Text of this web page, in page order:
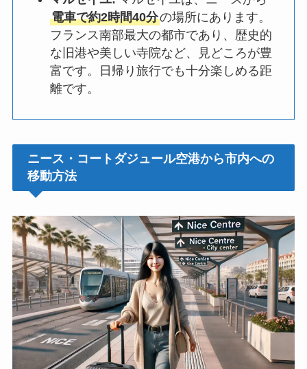
電車で約2時間40分の場所にあります。
フランス南部最大の都市であり、歴史的
な旧港や美しい寺院など、見どころが豊
富です。日帰り旅行でも十分楽しめる距
離です。
ニース・コートダジュール空港から市内への
移動方法